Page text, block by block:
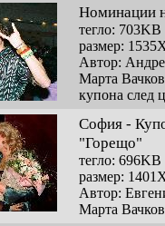
Номинации
тегло: 703KB
размер:
Автор:
Марта
купона след
София -
"Горещо"
тегло: 696KB
размер:
Автор:
Марта